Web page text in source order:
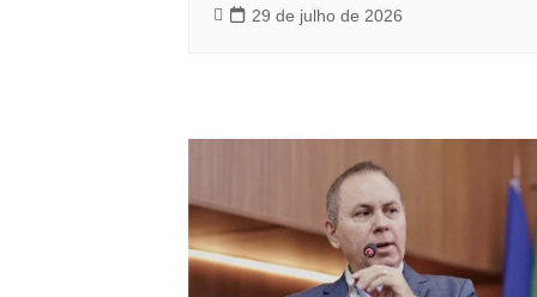
29 de julho de 2026